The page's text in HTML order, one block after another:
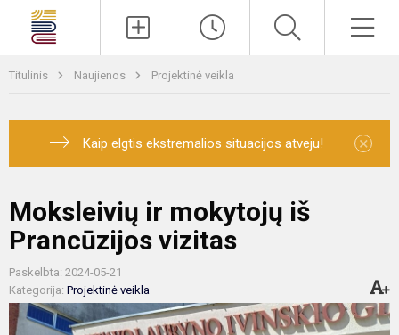
Titulinis Naujienos Projektinė veikla
Kaip elgtis ekstremalios situacijos atveju! ×
Moksleivių ir mokytojų iš
Prancūzijos vizitas
Paskelbta: 2024-05-21
Kategorija: Projektinė veikla